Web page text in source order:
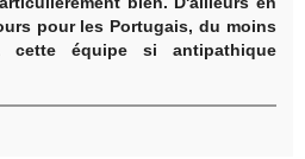
pour les Portugais, du moins
cette équipe si antipathique